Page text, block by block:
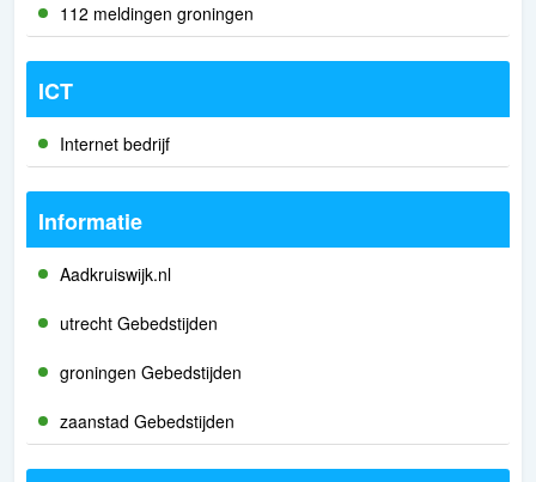
112 meldingen groningen
ICT
Internet bedrijf
Informatie
Aadkruiswijk.nl
utrecht Gebedstijden
groningen Gebedstijden
zaanstad Gebedstijden